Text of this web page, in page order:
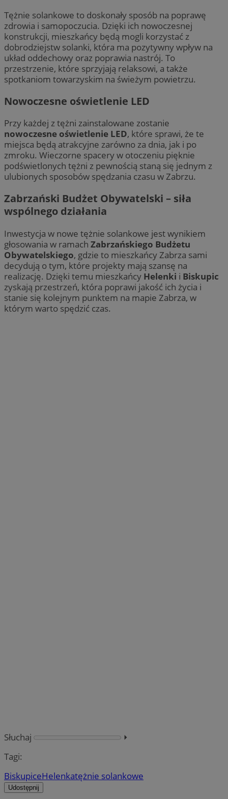
Tężnie solankowe to doskonały sposób na poprawę
zdrowia i samopoczucia. Dzięki ich nowoczesnej
konstrukcji, mieszkańcy będą mogli korzystać z
dobrodziejstw solanki, która ma pozytywny wpływ na
układ oddechowy oraz poprawia nastrój. To
przestrzenie, które sprzyjają relaksowi, a także
spotkaniom towarzyskim na świeżym powietrzu.
Nowoczesne oświetlenie LED
Przy każdej z tężni zainstalowane zostanie
nowoczesne oświetlenie LED, które sprawi, że te
miejsca będą atrakcyjne zarówno za dnia, jak i po
zmroku. Wieczorne spacery w otoczeniu pięknie
podświetlonych tężni z pewnością staną się jednym z
ulubionych sposobów spędzania czasu w Zabrzu.
Zabrzański Budżet Obywatelski – siła
wspólnego działania
Inwestycja w nowe tężnie solankowe jest wynikiem
głosowania w ramach Zabrzańskiego Budżetu
Obywatelskiego, gdzie to mieszkańcy Zabrza sami
decydują o tym, które projekty mają szansę na
realizację. Dzięki temu mieszkańcy Helenki i Biskupic
zyskają przestrzeń, która poprawi jakość ich życia i
stanie się kolejnym punktem na mapie Zabrza, w
którym warto spędzić czas.
Słuchaj
⏵︎
Tagi:
BiskupiceHelenkatężnie solankowe
Udostępnij